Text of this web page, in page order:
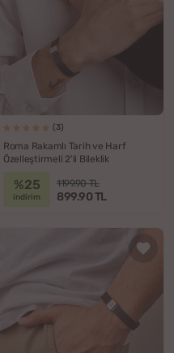
(3)
Roma Rakamlı Tarih ve Harf
Özelleştirmeli 2'li Bileklik
%25
indirim
1199.90 TL
899.90 TL